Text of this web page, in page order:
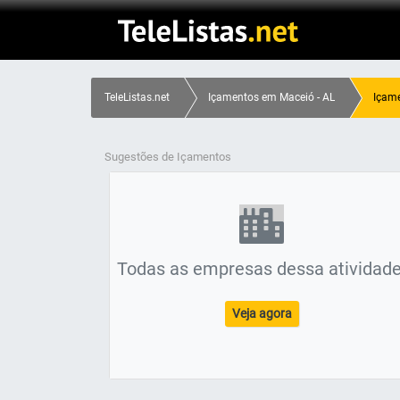
TeleListas.net Içamentos em Maceió - AL
Sugestões de Içamentos
Todas as empresas dessa
Veja agora